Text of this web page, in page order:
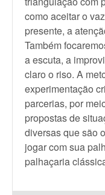
como aceitar o
presente, a
Também
a escuta, a
claro o riso. A
experimentação
parcerias, por
propostas de
diversas que são
jogar com sua
palhaçaria